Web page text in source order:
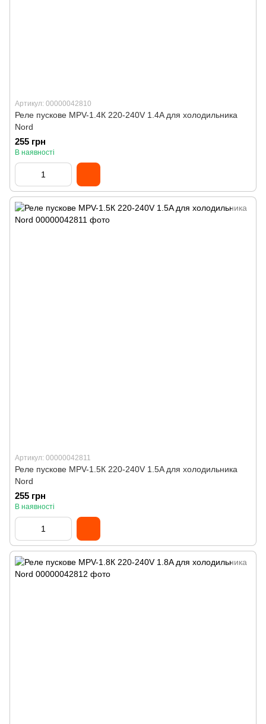
Артикул: 00000042810
Реле пускове MPV-1.4К 220-240V 1.4A для холодильника
Nord
255 грн
В наявності
Артикул: 00000042811
Реле пускове MPV-1.5К 220-240V 1.5A для холодильника
Nord
255 грн
В наявності